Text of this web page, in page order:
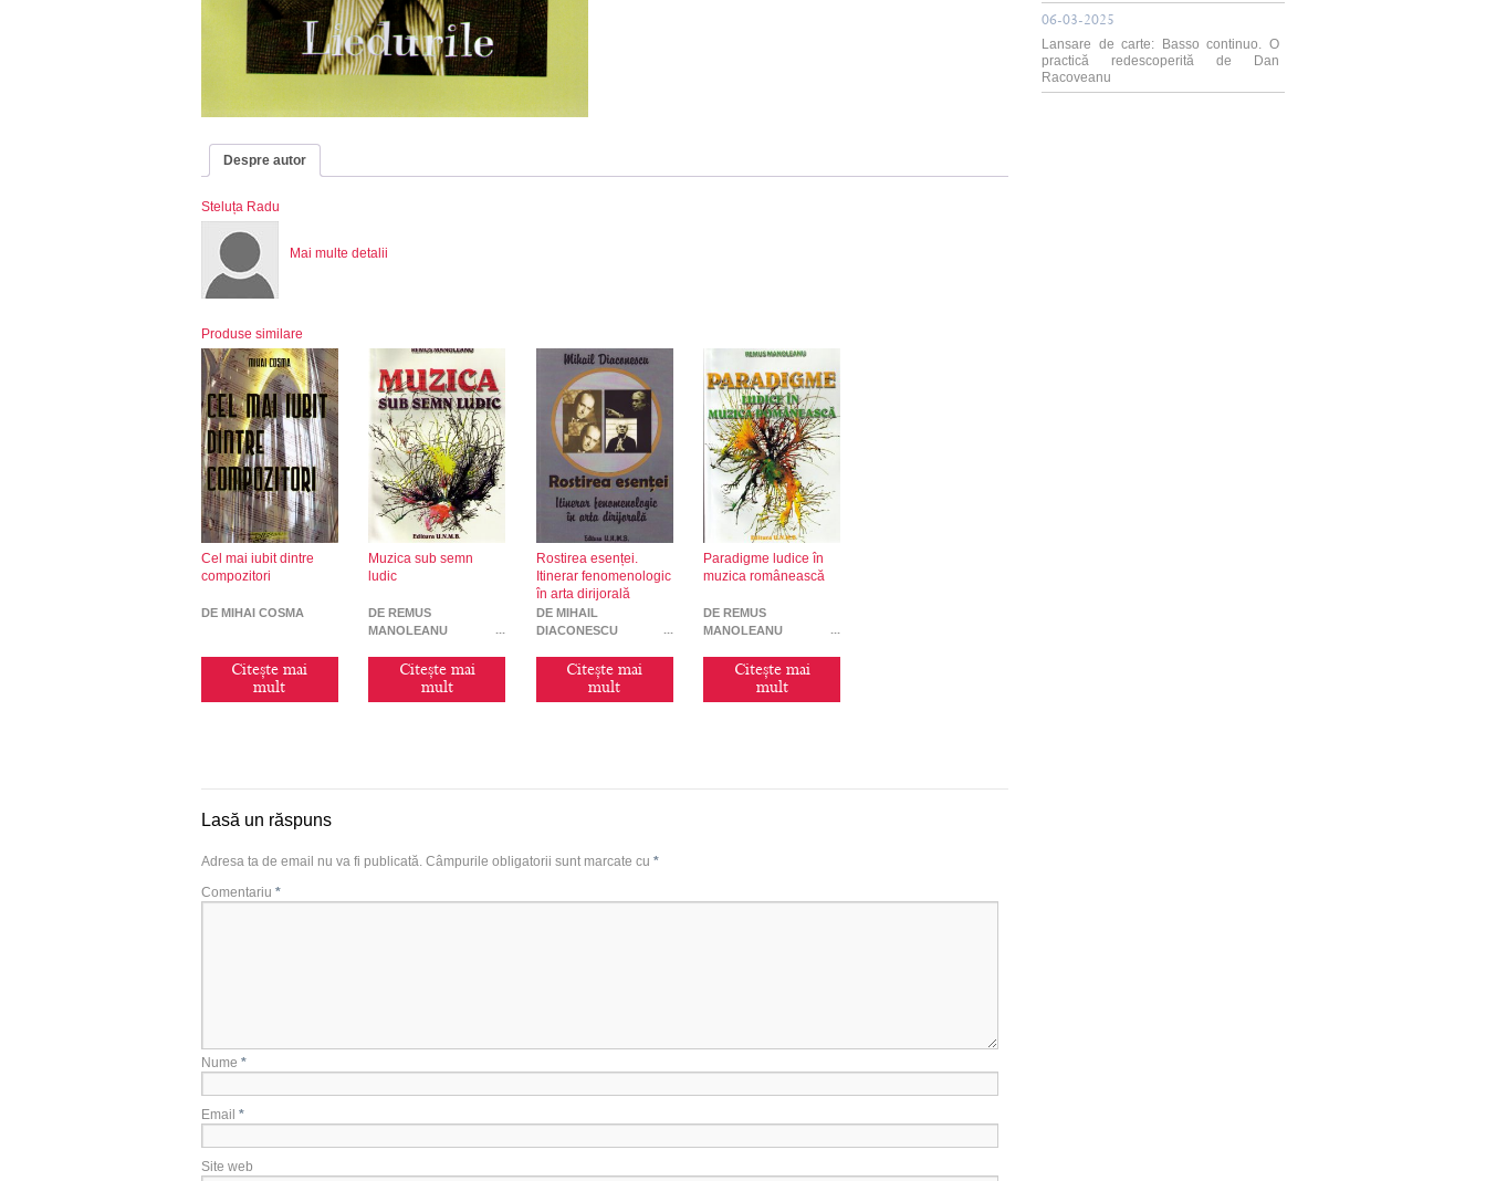
Despre autor
Steluța Radu
Mai multe detalii
Produse similare
Cel mai iubit dintre
compozitori
DE MIHAI COSMA
Citește mai
mult
Muzica sub semn
ludic
DE REMUS
MANOLEANU
Citește mai
mult
Rostirea esenței.
Itinerar fenomenologic
în arta dirijorală
DE MIHAIL
DIACONESCU
Citește mai
mult
Paradigme ludice în
muzica românească
DE REMUS
MANOLEANU
Citește mai
mult
Lasă un răspuns
Adresa ta de email nu va fi publicată. Câmpurile obligatorii sunt marcate cu *
Comentariu *
Nume *
Email *
Site web
06-03-2025
Lansare de carte: Basso continuo. O
practică redescoperită de Dan
Racoveanu